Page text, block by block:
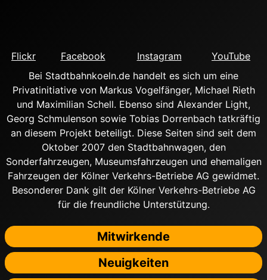
Flickr Facebook Instagram
YouTube
Bei Stadtbahnkoeln.de handelt es sich um eine
Privatinitiative von Markus Vogelfänger, Michael Rieth
und Maximilian Schell. Ebenso sind Alexander Light,
Georg Schmulenson sowie Tobias Dorrenbach tatkräftig
an diesem Projekt beteiligt. Diese Seiten sind seit dem
Oktober 2007 den Stadtbahnwagen, den
Sonderfahrzeugen, Museumsfahrzeugen und ehemaligen
Fahrzeugen der Kölner Verkehrs-Betriebe AG gewidmet.
Besonderer Dank gilt der Kölner Verkehrs-Betriebe AG
für die freundliche Unterstützung.
Mitwirkende
Neuigkeiten